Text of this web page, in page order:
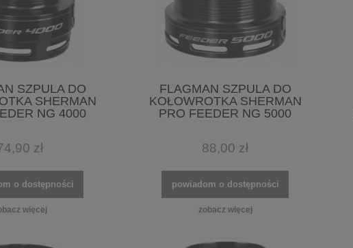
SZPULA DO
SHERMAN
NG 4000
zł
o dostępności
więcej
FLAGMAN SZPULA DO
KOŁOWROTKA SHERMAN
PRO FEEDER NG 5000
88,00 zł
powiadom o dostępności
zobacz więcej